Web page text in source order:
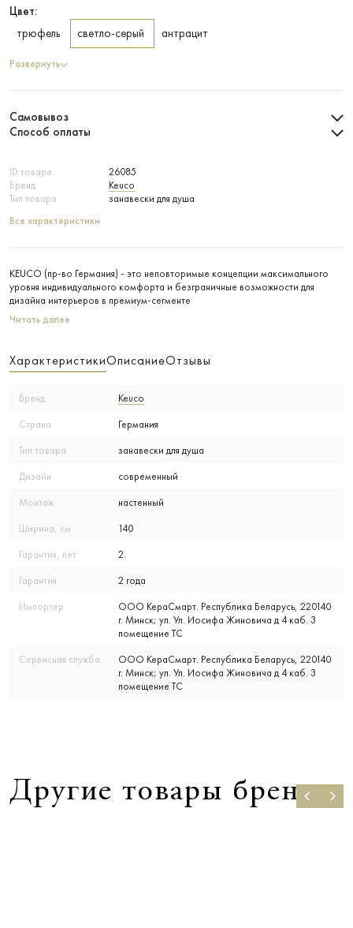
ID товара
26085
Бренд
Keuco
Тип товара
занавески для душа
Все характеристики
KEUCO (пр-во Германия) - это неповторимые концепции максимального
уровня индивидуального комфорта и безграничные возможности для
дизайна интерьеров в премиум-сегменте
Читать далее
Цвет:
трюфель
светло-серый антрацит
Развернуть
Самовывоз
Способ оплаты
ХарактеристикиОписаниеОтзывы
Бренд Keuco
Страна Германия
Тип товара занавески для душа
Дизайн современный
Монтаж настенный
Ширина, см 140
Гарантия, лет 2
Гарантия 2 года
Импортер
ООО КераСмарт. Республика Беларусь, 220140
г. Минск; ул. Ул. Иосифа Жиновича д 4 каб. 3
помещение ТС
Сервисная служба
ООО КераСмарт. Республика Беларусь, 220140
г. Минск; ул. Ул. Иосифа Жиновича д 4 каб. 3
помещение ТС
Другие товары бренда